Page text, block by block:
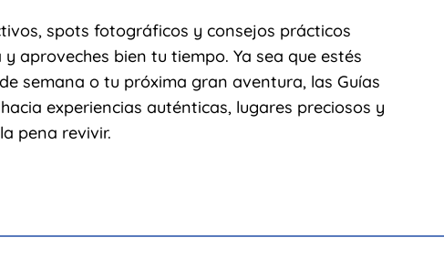
spots fotográficos y consejos prácticos
aproveches bien tu tiempo. Ya sea que estés
semana o tu próxima gran aventura, las Guías
experiencias auténticas, lugares preciosos y
pena revivir.